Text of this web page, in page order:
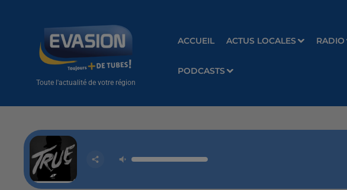
Toute l'actualité de votre région
ACCUEIL ACTUS LOCALES RADIO
PODCASTS